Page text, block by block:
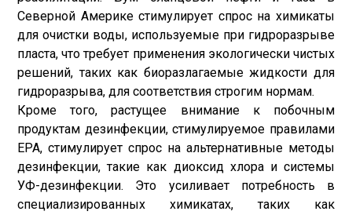
Северной Америке стимулирует спрос на химикаты
для очистки воды, используемые при гидроразрыве
пласта, что требует применения экологически чистых
решений, таких как биоразлагаемые жидкости для
гидроразрыва, для соответствия строгим нормам.
Кроме того, растущее внимание к побочным
продуктам дезинфекции, стимулируемое правилами
EPA, стимулирует спрос на альтернативные методы
дезинфекции, такие как диоксид хлора и системы
УФ-дезинфекции. Это усиливает потребность в
специализированных химикатах, таких как